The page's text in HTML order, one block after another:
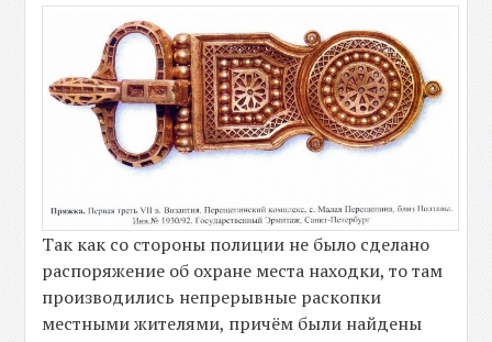
Так как со стороны полиции не было сделано
распоряжение об охране места находки, то там
производились непрерывные раскопки
местными жителями, причём были найдены